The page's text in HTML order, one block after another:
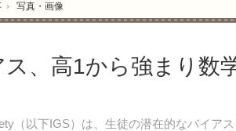
› 写真・画像
、高1から強まり数
（以下IGS）は、生徒の潜在的なバイア